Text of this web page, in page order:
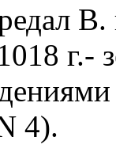
г.-
4).